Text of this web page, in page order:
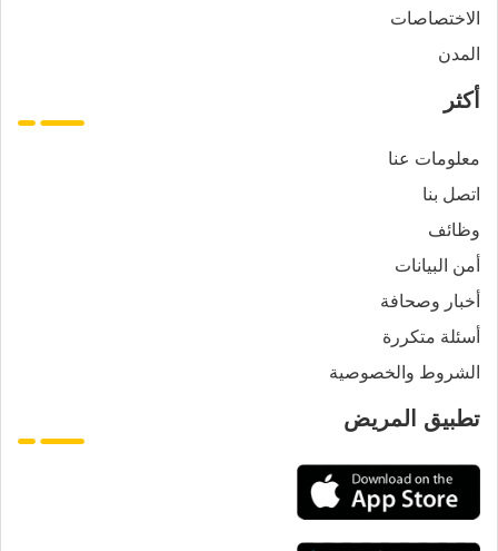
الاختصاصات
المدن
أكثر
معلومات عنا
اتصل بنا
وظائف
أمن البيانات
أخبار وصحافة
أسئلة متكررة
الشروط والخصوصية
تطبيق المريض